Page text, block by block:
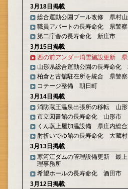
3月18日掲載
総合運動公園プール改修 県村
職員アパートの長寿命化 県警
第二庁舎の長寿命化 新庄市
3月15日掲載
西の前アンダー消雪施設更新
山形県総合運動公園の長寿命化
柏倉と古舘駐在所を統合 県警
コテージ整備 朝日町
3月14日掲載
消防蔵王温泉出張所の移転 山
市立図書館の長寿命化 山形市
くん蒸上屋加温設備 県庄内総
肘折いでゆ館の長寿命化 大蔵村
3月13日掲載
寒河江ダムの管理設備更新 最
理事務所
希望ホールの長寿命化 酒田市
3月12日掲載